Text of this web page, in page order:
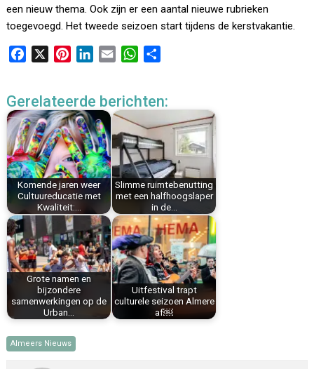
een nieuw thema. Ook zijn er een aantal nieuwe rubrieken
toegevoegd. Het tweede seizoen start tijdens de kerstvakantie.
e
b
o
o
k
t
e
r
e
s
t
k
e
d
I
n
i
l
W
t
s
A
p
p
e
n
Gerelateerde berichten:
Komende jaren weer
Cultuureducatie met
Kwaliteit:…
Slimme ruimtebenutting
met een halfhoogslaper
in de…
Grote namen en
bijzondere
samenwerkingen op de
Urban…
Uitfestival trapt
culturele seizoen Almere
af￼
Almeers Nieuws